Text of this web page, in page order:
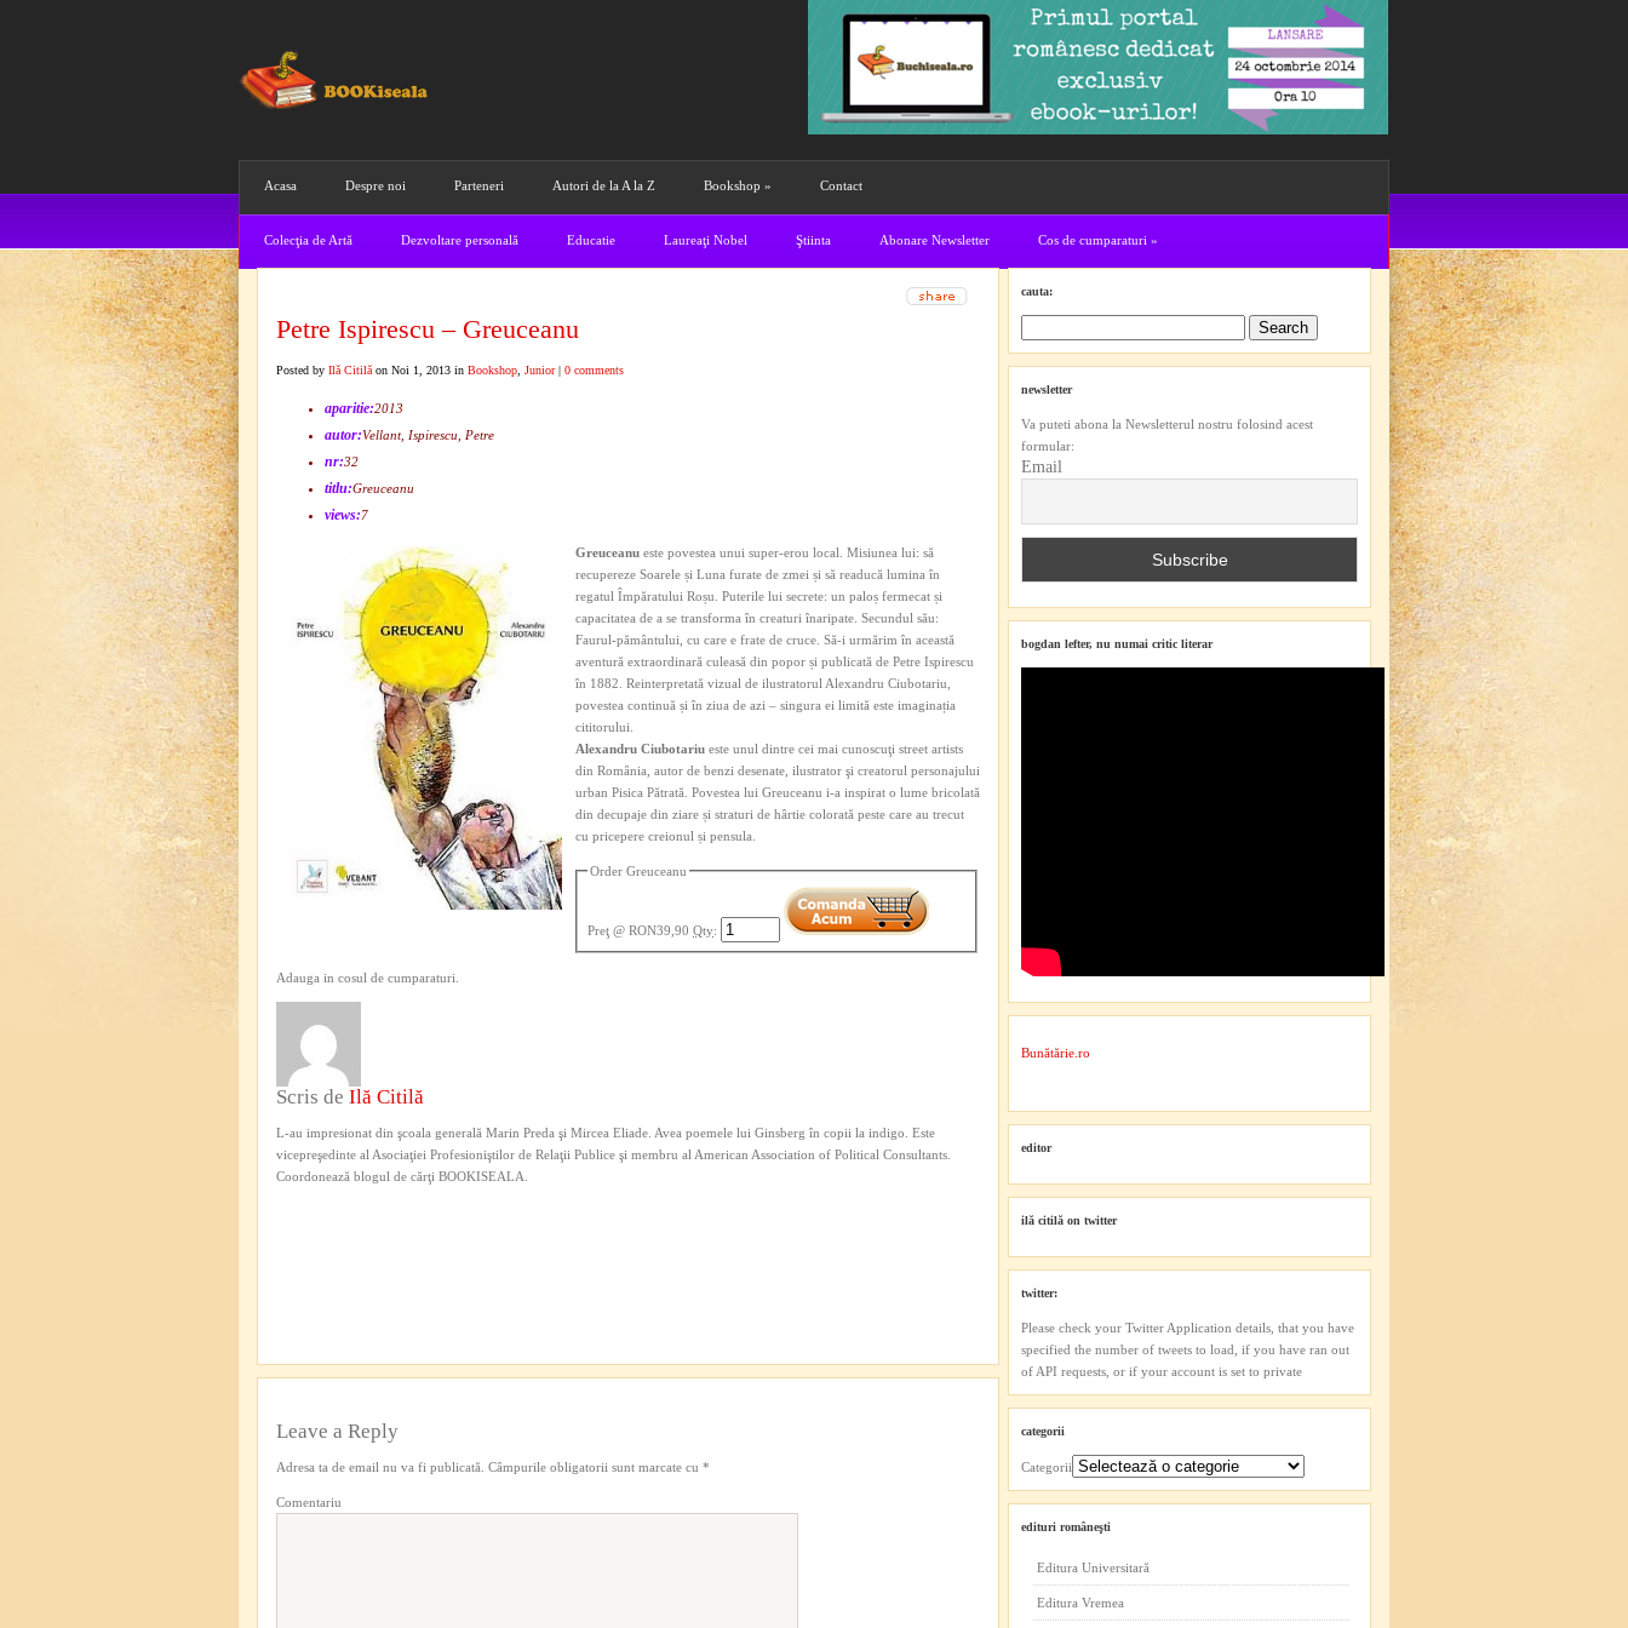
Acasa Despre noi Parteneri Autori de la A la Z Bookshop » Contact
Colecţia de Artă Dezvoltare personală Educatie Laureaţi Nobel Ştiinta Abonare Newsletter Cos de cumparaturi »
Petre Ispirescu – Greuceanu
Posted by Ilă Citilă on Noi 1, 2013 in Bookshop Junior| 0 comments
aparitie:2013
autor:Vellant, Ispirescu, Petre
nr:32
titlu:Greuceanu
views:7
Greuceanu este povestea unui super-erou local. Misiunea lui: să
recupereze Soarele și Luna furate de zmei și să readucă lumina în
regatul Împăratului Roșu. Puterile lui secrete: un paloș fermecat și
capacitatea de a se transforma în creaturi înaripate. Secundul său:
Faurul-pământului, cu care e frate de cruce. Să-i urmărim în această
aventură extraordinară culeasă din popor și publicată de Petre Ispirescu
în 1882. Reinterpretată vizual de ilustratorul Alexandru Ciubotariu,
povestea continuă și în ziua de azi – singura ei limită este imaginația
cititorului.
Alexandru Ciubotariu este unul dintre cei mai cunoscuţi street artists
din România, autor de benzi desenate, ilustrator şi creatorul personajului
urban Pisica Pătrată. Povestea lui Greuceanu i-a inspirat o lume bricolată
din decupaje din ziare și straturi de hârtie colorată peste care au trecut
cu pricepere creionul și pensula.
Order Greuceanu
Preţ @ RON39,90 Qty:
Adauga in cosul de cumparaturi.
Scris de Ilă Citilă
L-au impresionat din şcoala generală Marin Preda şi Mircea Eliade. Avea poemele lui Ginsberg în copii la indigo. Este
vicepreşedinte al Asociaţiei Profesioniştilor de Relaţii Publice şi membru al American Association of Political Consultants.
Coordonează blogul de cărţi BOOKISEALA.
Leave a Reply
Adresa ta de email nu va fi publicată. Câmpurile obligatorii sunt marcate cu *
Comentariu
cauta:
newsletter
Va puteti abona la Newsletterul nostru folosind acest
formular:
Email
bogdan lefter, nu numai critic literar
Bunătărie.ro
editor
ilă citilă on twitter
twitter:
Please check your Twitter Application details, that you have
specified the number of tweets to load, if you have ran out
of API requests, or if your account is set to private
categorii
Categorii
edituri româneşti
Editura Universitară
Editura Vremea